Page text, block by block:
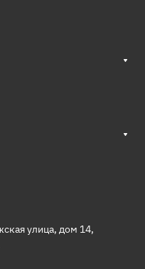
улица, дом 14,